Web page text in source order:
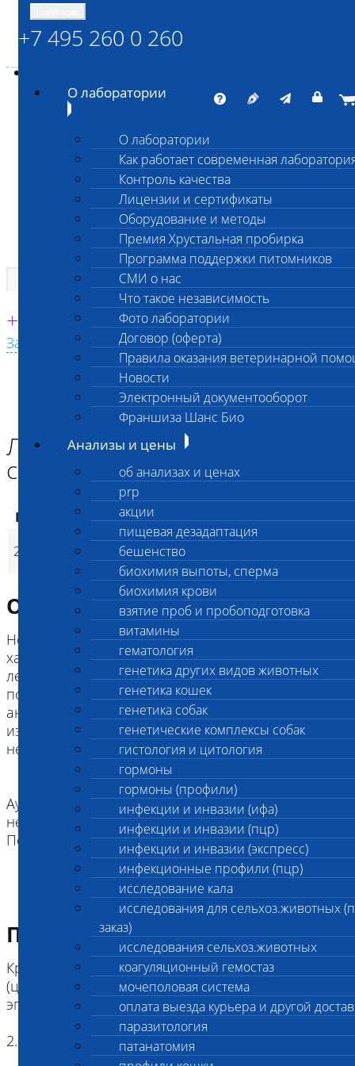
ШАНС БИО
Независимая ветеринарная лаборатория
Единая круглосуточная справочная
+7 495 260 0 260
Заказать звонок с сайта
+7 495 260 0 260
О лаборатории
О лаборатории
Как работает современная
Контроль качества
Лицензии и сертификаты
Оборудование и методы
Премия Хрустальная пробирка
Программа поддержки питомников
СМИ о нас
Что такое независимость
Фото лаборатории
Договор (оферта)
Правила оказания ветеринарной
Новости
Электронный документооборот
Франшиза Шанс Био
Анализы и цены
об анализах и ценах
prp
акции
пищевая дезадаптация
бешенство
биохимия выпоты, сперма
биохимия крови
взятие проб и пробоподготовка
витамины
гематология
генетика других видов животных
генетика кошек
генетика собак
генетические комплексы собак
гистология и цитология
гормоны
гормоны (профили)
инфекции и инвазии (ифа)
инфекции и инвазии (пцр)
инфекции и инвазии (экспресс)
инфекционные профили (пцр)
исследование кала
исследования для сельхоз.животных
заказ)
исследования сельхоз.животных
коагуляционный гемостаз
мочеполовая система
оплата выезда курьера и другой
паразитология
патанатомия
Главная страница
Анализы и цены
ГЕНЕТИКА СОБАК
Лейкоэнцефаломиелопатия собак (LEMP)
Лейкоэнцефаломиелопатия
собак (LEMP)
Код Наименование услуг
2707
Лейкоэнцефаломиелопатия
собак (LEMP)
Описание исследования
Нейродегенеративное расстройство с
характеристиками, сходными с полиневропатией
леонбергеров: прогрессирующие нарушения
походки и отсутствие координации, а также
аномальные движения конечностей, вызванные
изменениями в белом веществе центральной
нервной системы
Аутосомно-рецессивный тип наследования с
неполной пенетрантностью.
Порода: леонбергер
Подготовка к исследованию
Кровь (2 мл) в пробирке с антикоагулянтом.
(цитрат натрия, К3ЭДТА, К2ЭДТА) , буккальный
эпителий
2. Копия родословной (не обязательно)